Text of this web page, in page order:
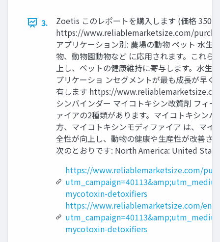
3.
Zoetis このレポートを購入します (価格
https://www.reliablemarketsize.com/
アプリケーション別: 農場の動物 ペット 水生
物、動物園動物など に応用されます。これ
上し、ペットの健康維持に寄与します。水生
プリケーショ ンセグメントが最も成長が早
有します https://
シンバインダー マイコトキシン改質剤 フィ
ァイアの2種類があります。マイコトキシン
方、マイコトキシンモディファイア は、マ
全性が向上し、動物の健康や生産性が改善さ
次のとおりです: North America: United
https://www.reliablemarketsize.com/
mycotoxin-detoxifiers
https://www.reliablemarketsize.com/
mycotoxin-detoxifiers